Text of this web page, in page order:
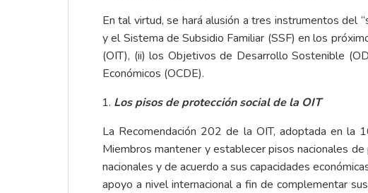
En tal virtud, se hará alusión a tres instrumentos del
y el Sistema de Subsidio Familiar (SSF) en los
(OIT), (ii) los Objetivos de Desarrollo Sostenible
Económicos (OCDE).
Los pisos de protección social de la OIT
La Recomendación 202 de la OIT, adoptada en la
Miembros mantener y establecer pisos nacionales
nacionales y de acuerdo a sus capacidades
apoyo a nivel internacional a fin de complementar